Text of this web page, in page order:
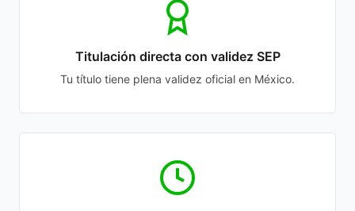
Titulación directa con validez SEP
Tu título tiene plena validez oficial en México.